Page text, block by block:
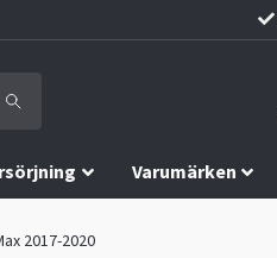
Varumärken
2017-2020